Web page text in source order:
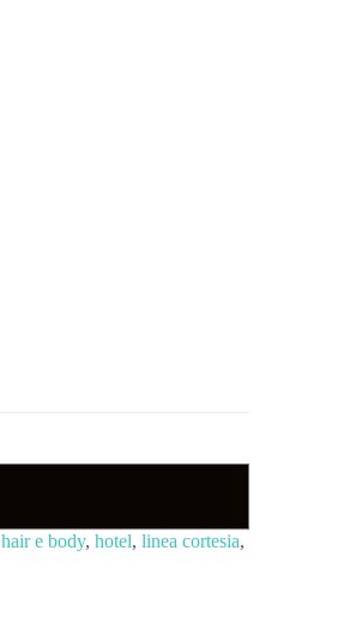
hair e body, hotel, linea cortesia,